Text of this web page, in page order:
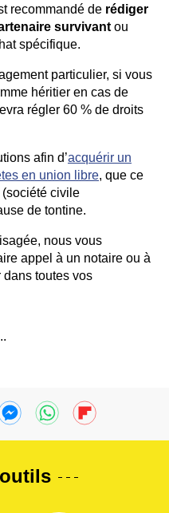
recommandé de rédiger
survivant ou
spécifique.
particulier, si vous
héritier en cas de
régler 60 % de droits
afin d’acquérir un
en union libre, que ce
(société civile
de tontine.
nous vous
appel à un notaire ou à
toutes vos